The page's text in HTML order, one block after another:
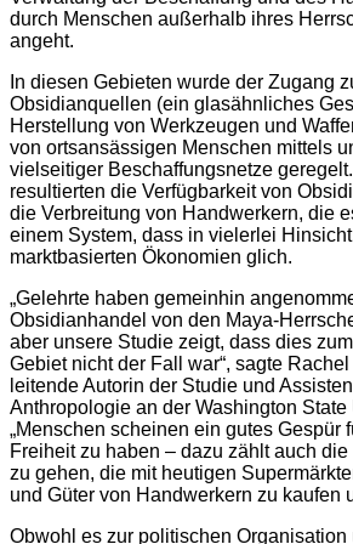
durch Menschen außerhalb ihres
angeht.
In diesen Gebieten wurde der Zugang
Obsidianquellen (ein glasähnliches
Herstellung von Werkzeugen und
von ortsansässigen Menschen mittels
vielseitiger Beschaffungsnetze
resultierten die Verfügbarkeit von
die Verbreitung von Handwerkern, die
einem System, dass in vielerlei
marktbasierten Ökonomien glich.
„Gelehrte haben gemeinhin
Obsidianhandel von den Maya-
aber unsere Studie zeigt, dass dies
Gebiet nicht der Fall war“, sagte
leitende Autorin der Studie und
Anthropologie an der Washington State
„Menschen scheinen ein gutes Gespür
Freiheit zu haben – dazu zählt auch
zu gehen, die mit heutigen
und Güter von Handwerkern zu kaufen
Obwohl es zur politischen Organisation